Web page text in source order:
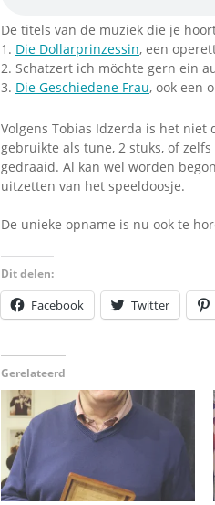
De titels van de muziek die je
1. Die Dollarprinzessin, een
2. Schatzert ich möchte gern ein
3. Die Geschiedene Frau, ook een
Volgens Tobias Idzerda is het
gebruikte als tune, 2 stuks, of
gedraaid. Al kan wel worden
uitzetten van het speeldoosje.
De unieke opname is nu ook te
Dit delen:
Facebook Twitter
Gerelateerd